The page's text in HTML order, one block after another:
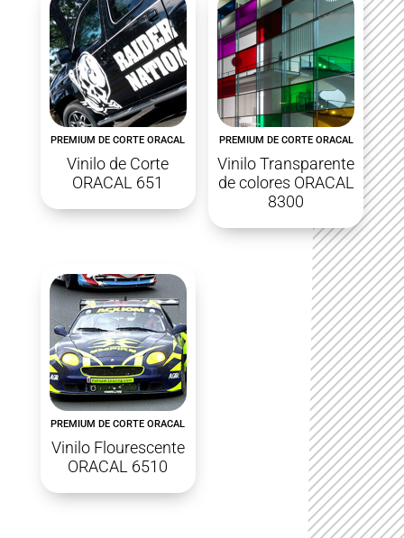
PREMIUM DE CORTE ORACAL
Vinilo de Corte
ORACAL 651
PREMIUM DE CORTE ORACAL
Vinilo Transparente
de colores ORACAL
8300
PREMIUM DE CORTE ORACAL
Vinilo Flourescente
ORACAL 6510